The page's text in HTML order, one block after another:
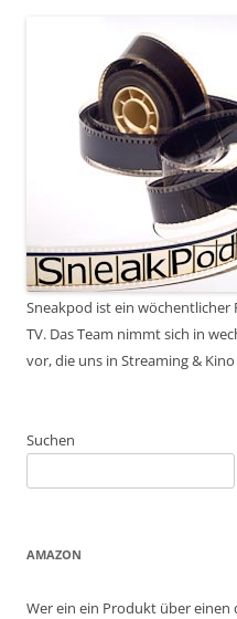
Sneakpod ist ein wöchentlicher
TV. Das Team nimmt sich in
vor, die uns in Streaming &
Suchen
AMAZON
Wer ein ein Produkt über einen